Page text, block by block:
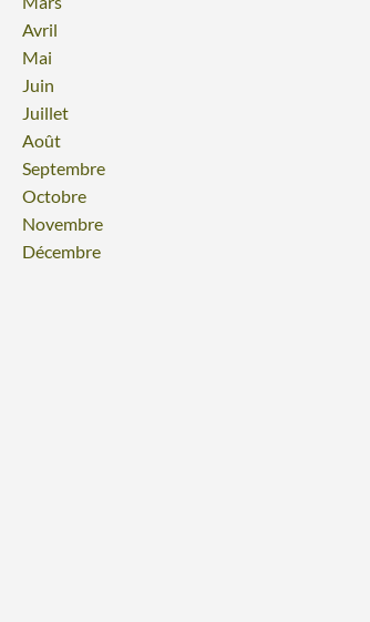
Avril
Mai
Juin
Juillet
Août
Septembre
Octobre
Novembre
Décembre